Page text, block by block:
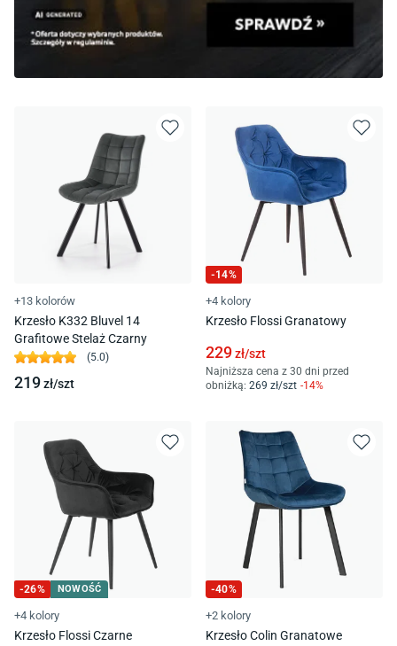
+13 kolorów
Krzesło K332 Bluvel 14
Grafitowe Stelaż Czarny
(5.0)
219zł/szt
-14%
+4 kolory
Krzesło Flossi Granatowy
229zł/szt
Najniższa cena z 30 dni przed
obniżką: 269 zł/szt -14%
-26% NOWOŚĆ
+4 kolory
Krzesło Flossi Czarne
-40%
+2 kolory
Krzesło Colin Granatowe